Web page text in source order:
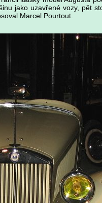
jako uzavřené vozy, pět
Marcel Pourtout.